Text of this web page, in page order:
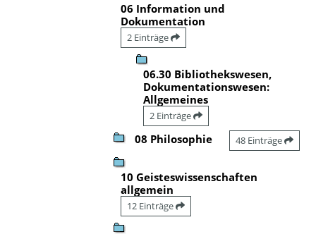
06 Information und
Dokumentation
2 Einträge
06.30 Bibliothekswesen,
Dokumentationswesen:
Allgemeines
2 Einträge
08 Philosophie 48 Einträge
10 Geisteswissenschaften
allgemein
12 Einträge